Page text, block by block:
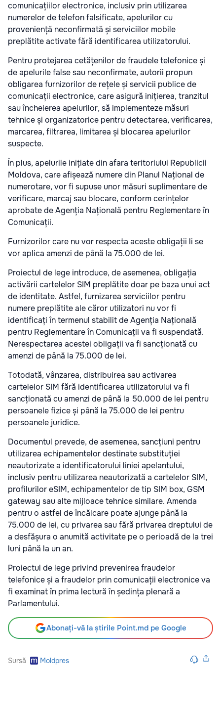
comunicațiilor electronice, inclusiv prin utilizarea
numerelor de telefon falsificate, apelurilor cu
proveniență neconfirmată și serviciilor mobile
preplătite activate fără identificarea utilizatorului.
Pentru protejarea cetățenilor de fraudele telefonice și
de apelurile false sau neconfirmate, autorii propun
obligarea furnizorilor de rețele și servicii publice de
comunicații electronice, care asigură inițierea, tranzitul
sau încheierea apelurilor, să implementeze măsuri
tehnice și organizatorice pentru detectarea, verificarea,
marcarea, filtrarea, limitarea și blocarea apelurilor
suspecte.
În plus, apelurile inițiate din afara teritoriului Republicii
Moldova, care afișează numere din Planul Național de
numerotare, vor fi supuse unor măsuri suplimentare de
verificare, marcaj sau blocare, conform cerințelor
aprobate de Agenția Națională pentru Reglementare în
Comunicații.
Furnizorilor care nu vor respecta aceste obligații li se
vor aplica amenzi de până la 75.000 de lei.
Proiectul de lege introduce, de asemenea, obligația
activării cartelelor SIM preplătite doar pe baza unui act
de identitate. Astfel, furnizarea serviciilor pentru
numere preplătite ale căror utilizatori nu vor fi
identificați în termenul stabilit de Agenția Națională
pentru Reglementare în Comunicații va fi suspendată.
Nerespectarea acestei obligații va fi sancționată cu
amenzi de până la 75.000 de lei.
Totodată, vânzarea, distribuirea sau activarea
cartelelor SIM fără identificarea utilizatorului va fi
sancționată cu amenzi de până la 50.000 de lei pentru
persoanele fizice și până la 75.000 de lei pentru
persoanele juridice.
Documentul prevede, de asemenea, sancțiuni pentru
utilizarea echipamentelor destinate substituției
neautorizate a identificatorului liniei apelantului,
inclusiv pentru utilizarea neautorizată a cartelelor SIM,
profilurilor eSIM, echipamentelor de tip SIM box, GSM
gateway sau alte mijloace tehnice similare. Amenda
pentru o astfel de încălcare poate ajunge până la
75.000 de lei, cu privarea sau fără privarea dreptului de
a desfășura o anumită activitate pe o perioadă de la trei
luni până la un an.
Proiectul de lege privind prevenirea fraudelor
telefonice și a fraudelor prin comunicații electronice va
fi examinat în prima lectură în ședința plenară a
Parlamentului.
Abonați-vă la știrile Point.md pe Google
Sursă Moldpres